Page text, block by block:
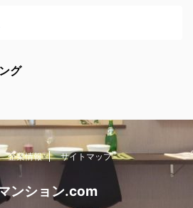
グ
企業情報 サイトマップ
ンション.com